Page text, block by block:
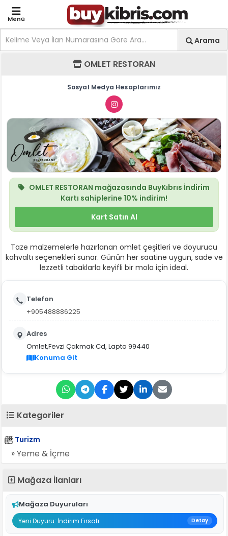
Menü
Ara
Arama
OMLET RESTORAN -
OMLET RESTORAN
Sosyal Medya Hesaplarımız
OMLET RESTORAN mağazasında BuyKıbrıs İndirim
Kartı sahiplerine 10% indirim!
Kart Satın Al
Taze malzemelerle hazırlanan omlet çeşitleri ve doyurucu
kahvaltı seçenekleri sunar. Günün her saatine uygun, sade ve
lezzetli tabaklarla keyifli bir mola için ideal.
Telefon
+905488886225
Adres
Omlet,Fevzi Çakmak Cd, Lapta 99440
Konuma Git
Kategoriler
Turizm
» Yeme & İçme
Mağaza İlanları
Mağaza Duyuruları
Yeni Duyuru: İndirim Fırsatı Detay